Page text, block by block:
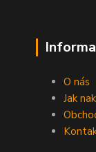
O nás
Jak